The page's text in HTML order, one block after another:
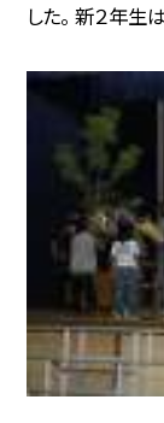
した。 新２年生